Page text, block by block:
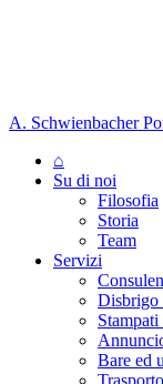
A. Schwienbacher
⌂
Su di noi
Filosofia
Storia
Team
Servizi
Disbrigo
Bare ed
Trasporto